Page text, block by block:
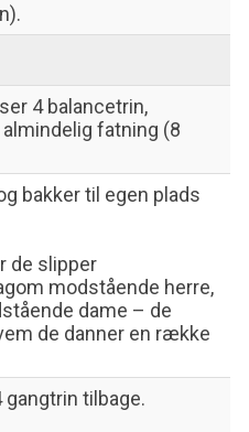
4 balancetrin,
fatning (8
bakker til egen plads
de slipper
modstående herre,
dame – de
de danner en række
gangtrin tilbage.